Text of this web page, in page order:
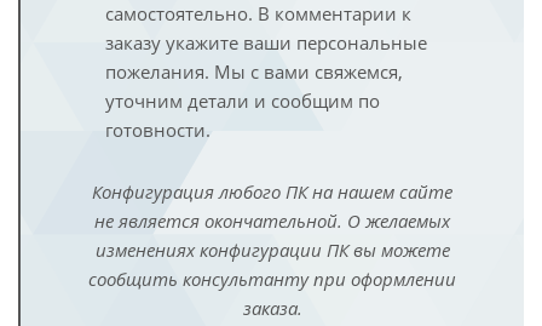
самостоятельно. В комментарии к
заказу укажите ваши персональные
пожелания. Мы с вами свяжемся,
уточним детали и сообщим по
готовности.
Конфигурация любого ПК на нашем сайте
не является окончательной. О желаемых
изменениях конфигурации ПК вы можете
сообщить консультанту при оформлении
заказа.